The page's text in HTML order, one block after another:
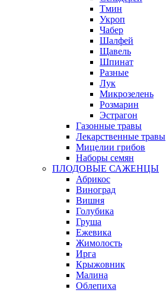
Тмин
Укроп
Чабер
Шалфей
Щавель
Шпинат
Разные
Лук
Микрозелень
Розмарин
Эстрагон
Газонные травы
Лекарственные травы
Мицелии грибов
Наборы семян
ПЛОДОВЫЕ САЖЕНЦЫ
Абрикос
Виноград
Вишня
Голубика
Груша
Ежевика
Жимолость
Ирга
Крыжовник
Малина
Облепиха